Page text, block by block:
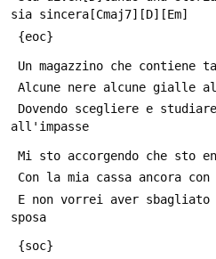
sia sincera[Cmaj7][D][Em]
{eoc}
Un magazzino che contiene
Alcune nere alcune gialle
all'impasse
Mi sto accorgendo che sto
Con la mia cassa ancora
sposa
{soc}